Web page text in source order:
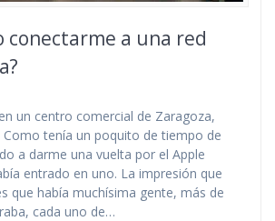
conectarme a una red
un centro comercial de Zaragoza,
Como tenía un poquito de tiempo de
a darme una vuelta por el Apple
entrado en uno. La impresión que
que había muchísima gente, más de
cada uno de…